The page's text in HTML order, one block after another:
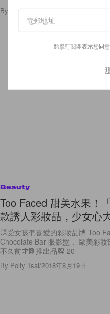
By Polly Tsai/2018年8月19日
Beauty
Too Faced 甜美水果！
款誘人彩妝品，少女心
深受女孩們喜愛的彩妝品牌 Too
Chocolate Bar 眼影盤， 歐美彩妝
不久前才剛推出品牌 20
By Polly Tsai/2018年8月19日
點擊訂閱即表示您同